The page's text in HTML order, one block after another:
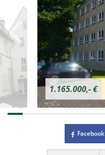
1.165.000,- €
Facebook